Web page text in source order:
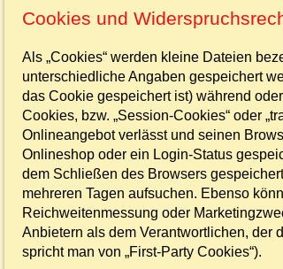
Cookies und
Als „Cookies“ werden kleine Dateien
unterschiedliche Angaben gespeichert
das Cookie gespeichert ist) während
Cookies, bzw. „Session-Cookies“ oder
Onlineangebot verlässt und seinen
Onlineshop oder ein Login-Status
dem Schließen des Browsers
mehreren Tagen aufsuchen. Ebenso
Reichweitenmessung oder
Anbietern als dem Verantwortlichen, der
spricht man von „First-Party Cookies“).